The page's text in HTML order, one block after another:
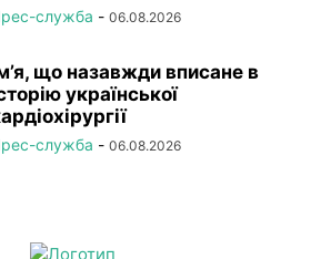
служба - 06.08.2026
що назавжди вписане в
української
служба - 06.08.2026